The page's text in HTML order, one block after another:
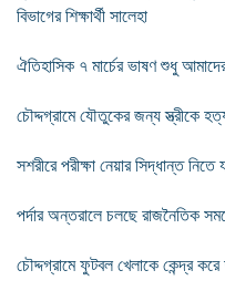
বিভাগের শিক্ষার্থী সালেহা
ঐতিহাসিক ৭ মার্চের ভাষণ শুধু
চৌদ্দগ্রামে যৌতুকের জন্য স্ত্রীকে
সশরীরে পরীক্ষা নেয়ার সিদ্ধান্ত নিতে
পর্দার অন্তরালে চলছে রাজনৈতিক
চৌদ্দগ্রামে ফুটবল খেলাকে কেন্দ্র